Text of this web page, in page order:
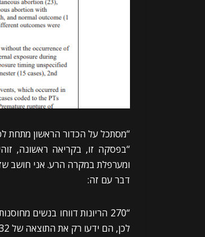
“מסתכל על הכדור הראשון מתחת לכותרת:
“בפסקה זו, בקריאה ראשונה,
ומערפלת במקרה הרע. אני חושב
דבר עם זה:
לכן, הם ידעו רק את התוצאה של 32 הריונות שדווחו. מה קרה באותם 32 הריונות שהם עקבו אחריהם?